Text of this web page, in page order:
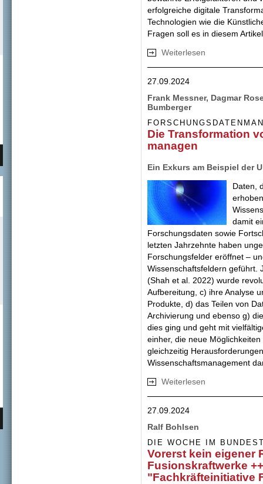
erfolgreiche digitale
Technologien wie die
Fragen soll es in diesem
Weiterlesen
27.09.2024
Frank Messner, Dagmar
Bumberger
Die Transformation
managen
Ein Exkurs am Beispiel der
Daten,
damit
Forschungsdaten sowie
letzten Jahrzehnte haben
Forschungsfelder eröffnet –
Wissenschaftsfeldern geführt.
(Shah et al. 2022) wurde
Aufbereitung, c) ihre Analyse
Produkte, d) das Teilen von
Archivierung und ebenso g)
dies ging und geht mit
einher, die neue
gleichzeitig
Wissenschaftsmanagement
Weiterlesen
27.09.2024
Ralf Bohlsen
DIE WOCHE IM
Vorerst kein eigener
Fusionskraftwerke
"Fachkräfteinitiative